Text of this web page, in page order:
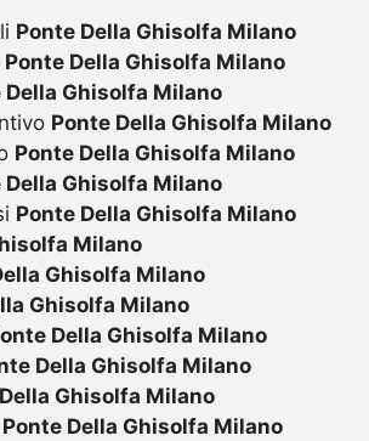
Ponte Della Ghisolfa Milano
Ponte Della Ghisolfa Milano
Della Ghisolfa Milano
Ponte Della Ghisolfa Milano
Ponte Della Ghisolfa Milano
Della Ghisolfa Milano
Ponte Della Ghisolfa Milano
Milano
Ghisolfa Milano
Ghisolfa Milano
Della Ghisolfa Milano
Della Ghisolfa Milano
Ghisolfa Milano
Ponte Della Ghisolfa Milano